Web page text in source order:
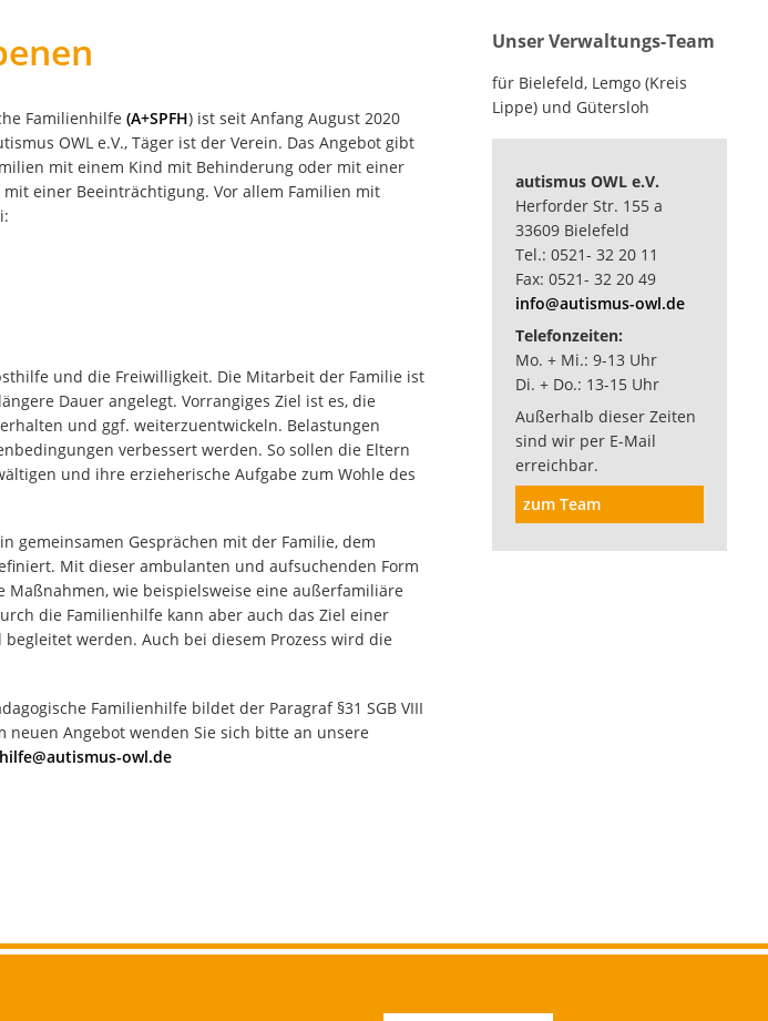
Familienhilfe (A+SPFH) ist seit Anfang August 2020
OWL e.V., Täger ist der Verein. Das Angebot gibt
mit einem Kind mit Behinderung oder mit einer
einer Beeinträchtigung. Vor allem Familien mit
und die Freiwilligkeit. Die Mitarbeit der Familie ist
Dauer angelegt. Vorrangiges Ziel ist es, die
und ggf. weiterzuentwickeln. Belastungen
verbessert werden. So sollen die Eltern
und ihre erzieherische Aufgabe zum Wohle des
Gesprächen mit der Familie, dem
Mit dieser ambulanten und aufsuchenden Form
wie beispielsweise eine außerfamiliäre
die Familienhilfe kann aber auch das Ziel einer
werden. Auch bei diesem Prozess wird die
Familienhilfe bildet der Paragraf §31 SGB VIII
Angebot wenden Sie sich bitte an unsere
owl.de
Unser Verwaltungs-Team
für Bielefeld, Lemgo (Kreis
Lippe) und Gütersloh
autismus OWL e.V.
Herforder Str. 155 a
33609 Bielefeld
Tel.: 0521- 32 20 11
Fax: 0521- 32 20 49
info@autismus-owl.de
Telefonzeiten:
Mo. + Mi.: 9-13 Uhr
Di. + Do.: 13-15 Uhr
Außerhalb dieser Zeiten
sind wir per E-Mail
erreichbar.
zum Team